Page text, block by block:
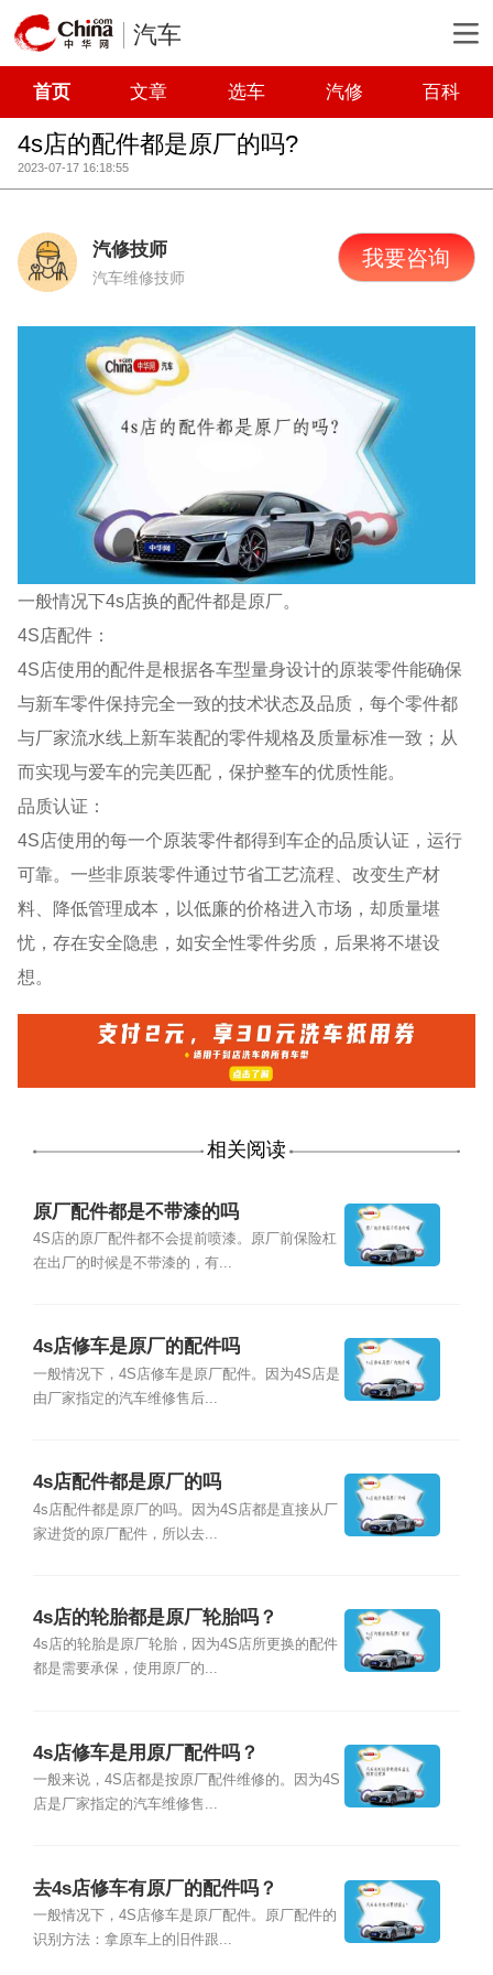
汽车
首页 文章 选车 汽修 百科
4s店的配件都是原厂的吗?
2023-07-17 16:18:55
汽修技师
汽车维修技师
我要咨询
一般情况下4s店换的配件都是原厂。
4S店配件：
4S店使用的配件是根据各车型量身设计的原装零件能确保
与新车零件保持完全一致的技术状态及品质，每个零件都
与厂家流水线上新车装配的零件规格及质量标准一致；从
而实现与爱车的完美匹配，保护整车的优质性能。
品质认证：
4S店使用的每一个原装零件都得到车企的品质认证，运行
可靠。一些非原装零件通过节省工艺流程、改变生产材
料、降低管理成本，以低廉的价格进入市场，却质量堪
忧，存在安全隐患，如安全性零件劣质，后果将不堪设
想。
相关阅读
原厂配件都是不带漆的吗
4S店的原厂配件都不会提前喷漆。原厂前保险杠
在出厂的时候是不带漆的，有...
4s店修车是原厂的配件吗
一般情况下，4S店修车是原厂配件。因为4S店是
由厂家指定的汽车维修售后...
4s店配件都是原厂的吗
4s店配件都是原厂的吗。因为4S店都是直接从厂
家进货的原厂配件，所以去...
4s店的轮胎都是原厂轮胎吗？
4s店的轮胎是原厂轮胎，因为4S店所更换的配件
都是需要承保，使用原厂的...
4s店修车是用原厂配件吗？
一般来说，4S店都是按原厂配件维修的。因为4S
店是厂家指定的汽车维修售...
去4s店修车有原厂的配件吗？
一般情况下，4S店修车是原厂配件。原厂配件的
识别方法：拿原车上的旧件跟...